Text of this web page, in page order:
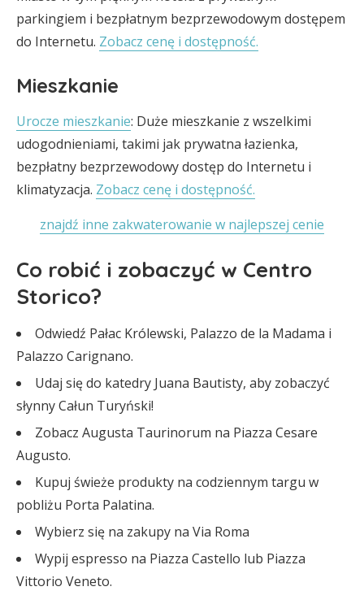
parkingiem i bezpłatnym bezprzewodowym dostępem
do Internetu. Zobacz cenę i dostępność.
Mieszkanie
Urocze mieszkanie: Duże mieszkanie z wszelkimi
udogodnieniami, takimi jak prywatna łazienka,
bezpłatny bezprzewodowy dostęp do Internetu i
klimatyzacja. Zobacz cenę i dostępność.
znajdź inne zakwaterowanie w najlepszej cenie
Co robić i zobaczyć w Centro
Storico?
Odwiedź Pałac Królewski, Palazzo de la Madama i
Palazzo Carignano.
Udaj się do katedry Juana Bautisty, aby zobaczyć
słynny Całun Turyński!
Zobacz Augusta Taurinorum na Piazza Cesare
Augusto.
Kupuj świeże produkty na codziennym targu w
pobliżu Porta Palatina.
Wybierz się na zakupy na Via Roma
Wypij espresso na Piazza Castello lub Piazza
Vittorio Veneto.